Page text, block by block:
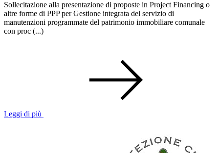
Sollecitazione alla presentazione di proposte in Project Financing o
altre forme di PPP per Gestione integrata del servizio di
manutenzioni programmate del patrimonio immobiliare comunale
con proc (...)
Leggi di più